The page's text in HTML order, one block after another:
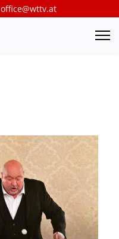
office@wttv.at